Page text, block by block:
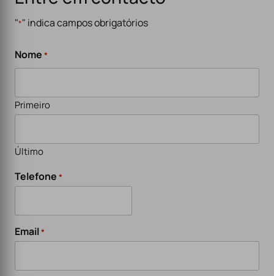
"*" indica campos obrigatórios
Nome *
Primeiro
Último
Telefone *
Email*